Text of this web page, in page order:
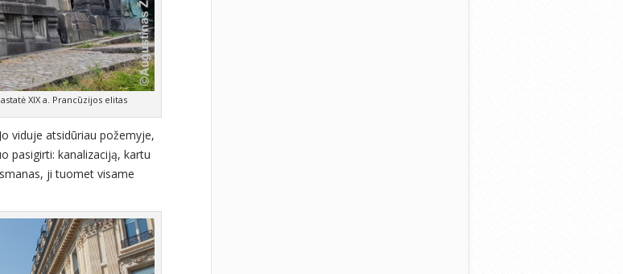
XIX a. Prancūzijos elitas
viduje atsidūriau požemyje,
pasigirti: kanalizaciją, kartu
ji tuomet visame